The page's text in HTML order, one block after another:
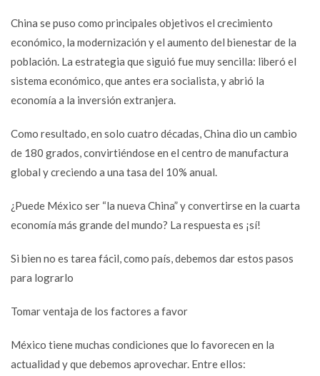
China se puso como principales objetivos el crecimiento
económico, la modernización y el aumento del bienestar de la
población. La estrategia que siguió fue muy sencilla: liberó el
sistema económico, que antes era socialista, y abrió la
economía a la inversión extranjera.
Como resultado, en solo cuatro décadas, China dio un cambio
de 180 grados, convirtiéndose en el centro de manufactura
global y creciendo a una tasa del 10% anual.
¿Puede México ser “la nueva China” y convertirse en la cuarta
economía más grande del mundo? La respuesta es ¡sí!
Si bien no es tarea fácil, como país, debemos dar estos pasos
para lograrlo
Tomar ventaja de los factores a favor
México tiene muchas condiciones que lo favorecen en la
actualidad y que debemos aprovechar. Entre ellos: